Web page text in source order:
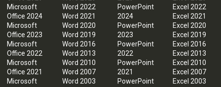
Microsoft
Office 2024
Microsoft
Office 2023
Microsoft
Office 2022
Microsoft
Office 2021
Microsoft
Word 2022
Word 2021
Word 2020
Word 2019
Word 2016
Word 2013
Word 2010
Word 2007
Word 2003
PowerPoint
2024
PowerPoint
2023
PowerPoint
2022
PowerPoint
2021
PowerPoint
Excel 2022
Excel 2021
Excel 2020
Excel 2019
Excel 2016
Excel 2013
Excel 2010
Excel 2007
Excel 2003